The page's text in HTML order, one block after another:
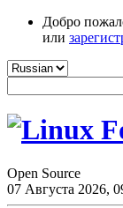
Добро
или
Open Source
07 Августа 2026,